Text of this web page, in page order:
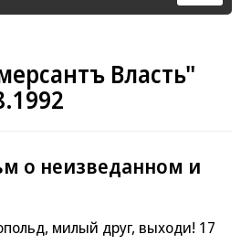
Власть"
о неизведанном и
милый друг, выходи! 17